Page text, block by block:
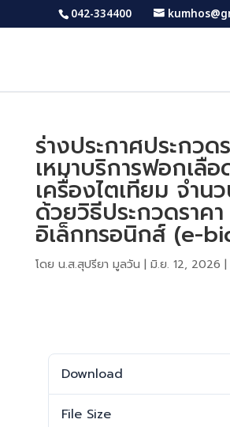
042-334400
ร่างประกาศประกวด
เหมาบริการฟอกเลื
เครื่องไตเทียม จำน
ด้วยวิธีประกวดราคา
อิเล็กทรอนิกส์ (e-
โดย น.ส.สุปรียา มูลวัน | มิ.ย. 12, 2026 |
Download
File Size